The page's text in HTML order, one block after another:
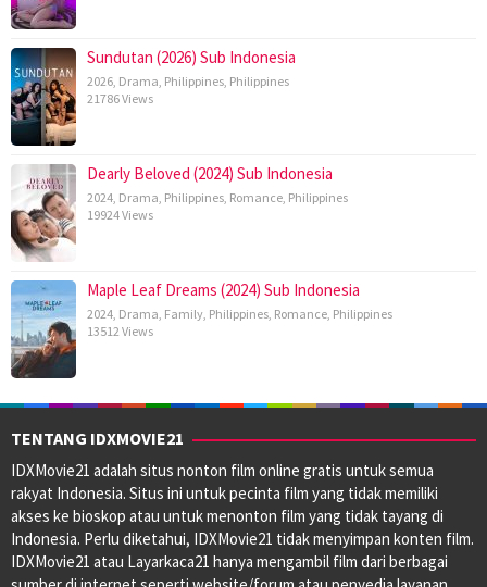
Sundutan (2026) Sub Indonesia
2026 Drama Philippines Philippines
21786 Views
Dearly Beloved (2024) Sub Indonesia
2024 Drama Philippines Romance Philippines
19924 Views
Maple Leaf Dreams (2024) Sub Indonesia
2024 Drama Family Philippines Romance Philippines
13512 Views
TENTANG IDXMOVIE21
IDXMovie21 adalah situs nonton film online gratis untuk semua
rakyat Indonesia. Situs ini untuk pecinta film yang tidak memiliki
akses ke bioskop atau untuk menonton film yang tidak tayang di
Indonesia. Perlu diketahui, IDXMovie21 tidak menyimpan konten film.
IDXMovie21 atau Layarkaca21 hanya mengambil film dari berbagai